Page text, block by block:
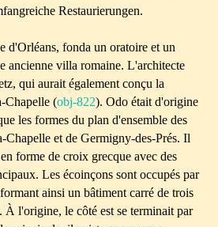
Restaurierungen.
d'Orléans, fonda un oratoire et un
ancienne villa romaine. L'architecte
qui aurait également conçu la
Chapelle (obj-822). Odo était d'origine
les formes du plan d'ensemble des
et de Germigny-des-Prés. Il
forme de croix grecque avec des
Les écoinçons sont occupés par
ainsi un bâtiment carré de trois
À l'origine, le côté est se terminait par